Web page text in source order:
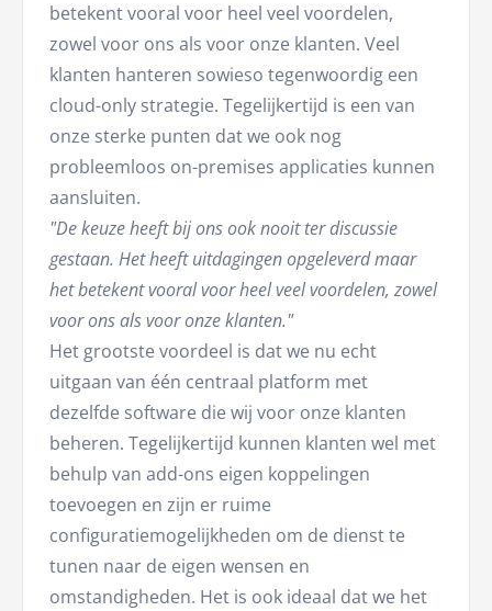
betekent vooral voor heel veel voordelen,
zowel voor ons als voor onze klanten. Veel
klanten hanteren sowieso tegenwoordig een
cloud-only strategie. Tegelijkertijd is een van
onze sterke punten dat we ook nog
probleemloos on-premises applicaties kunnen
aansluiten.
"De keuze heeft bij ons ook nooit ter discussie
gestaan. Het heeft uitdagingen opgeleverd maar
het betekent vooral voor heel veel voordelen, zowel
voor ons als voor onze klanten."
Het grootste voordeel is dat we nu echt
uitgaan van één centraal platform met
dezelfde software die wij voor onze klanten
beheren. Tegelijkertijd kunnen klanten wel met
behulp van add-ons eigen koppelingen
toevoegen en zijn er ruime
configuratiemogelijkheden om de dienst te
tunen naar de eigen wensen en
omstandigheden. Het is ook ideaal dat we het